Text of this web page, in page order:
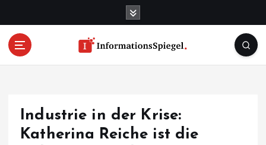
Industrie in der Krise:
Katherina Reiche ist die